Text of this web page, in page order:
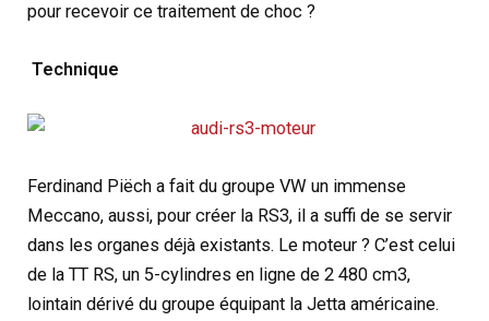
pour recevoir ce traitement de choc ?
Technique
Ferdinand Piëch a fait du groupe VW un immense
Meccano, aussi, pour créer la RS3, il a suffi de se servir
dans les organes déjà existants. Le moteur ? C’est celui
de la TT RS, un 5-cylindres en ligne de 2 480 cm3,
lointain dérivé du groupe équipant la Jetta américaine.